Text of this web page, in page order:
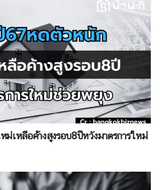
เหลือค้างสูงรอบ8ปีหวังมาตรการใหม่